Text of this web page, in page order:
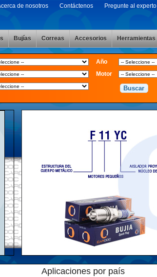
de nosotros Contáctenos Pregunte al experto
Bujías Correas Accesorios Herramientas
Año
Motor
Aplicaciones por país